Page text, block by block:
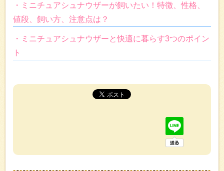
・ミニチュアシュナウザーが飼いたい！特徴、性格、
値段、飼い方、注意点は？
・ミニチュアシュナウザーと快適に暮らす3つのポイン
ト